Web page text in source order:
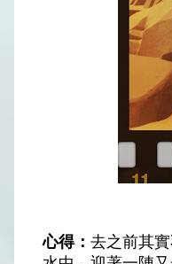
心得： 去之前其